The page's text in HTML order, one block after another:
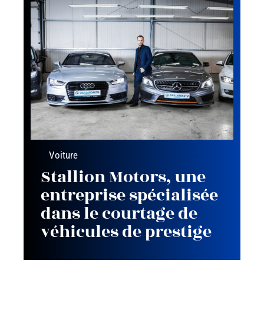
Voiture
Stallion Motors, une
entreprise spécialisée
dans le courtage de
véhicules de prestige